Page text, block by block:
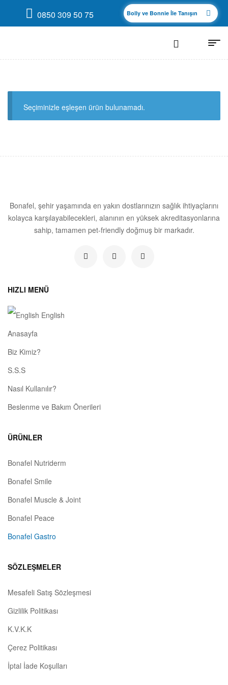
0850 309 50 75 Bolly ve Bonnie İle Tanışın
Seçiminizle eşleşen ürün bulunamadı.
Bonafel, şehir yaşamında en yakın dostlarınızın sağlık ihtiyaçlarını
kolayca karşılayabilecekleri, alanının en yüksek akreditasyonlarına
sahip, tamamen pet-friendly doğmuş bir markadır.
HIZLI MENÜ
English
Anasayfa
Biz Kimiz?
S.S.S
Nasıl Kullanılır?
Beslenme ve Bakım Önerileri
ÜRÜNLER
Bonafel Nutriderm
Bonafel Smile
Bonafel Muscle & Joint
Bonafel Peace
Bonafel Gastro
SÖZLEŞMELER
Mesafeli Satış Sözleşmesi
Gizlilik Politikası
K.V.K.K
Çerez Politikası
İptal İade Koşulları